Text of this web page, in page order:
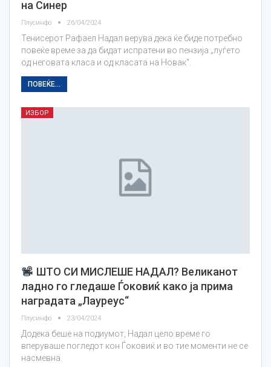
на Синер
Плусинфо 26/04/2024
Тенисерот Рафаел Надал верува дека ќе биде потребно
повеќе време за да бидат испратени во пензија „луѓето
од неговата класа и од класата на Новак“.
ПОВЕЌЕ...
ИЗБОР
ШТО СИ МИСЛЕШЕ НАДАЛ? Великанот
ладно го гледаше Ѓоковиќ како ја прима
наградата „Лауреус“
Плусинфо 23/04/2024
Додека беше на подиумот, Надал цело време го
вперуваше погледот кон Ѓоковиќ и во тие моменти не се
насмевна.